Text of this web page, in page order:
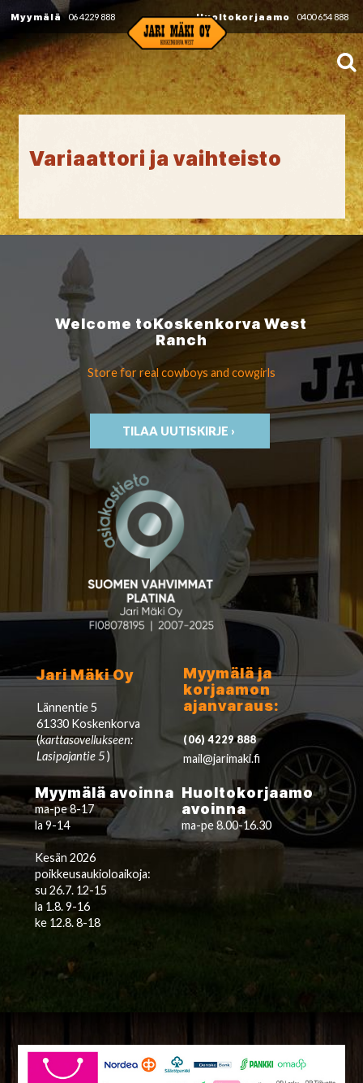
Myymälä 06 4229 888 Huoltokorjaamo 0400 654 888
Variaattori ja vaihteisto
Welcome toKoskenkorvaWest
Ranch
Store for real cowboys and cowgirls
TILAA UUTISKIRJE ›
Jari Mäki Oy
Lännentie 5
61330 Koskenkorva
(karttasovellukseen:
Lasipajantie 5)
Myymälä ja
korjaamon
ajanvaraus:
(06) 4229 888
mail@jarimaki.fi
Myymälä avoinna
ma-pe 8-17
la 9-14
Kesän 2026
poikkeusaukioloaikoja:
su 26.7. 12-15
la 1.8. 9-16
ke 12.8. 8-18
Huoltokorjaamo
avoinna
ma-pe 8.00-16.30